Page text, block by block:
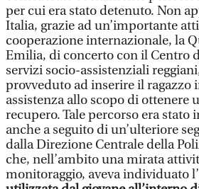
per cui era stato detenuto. Non
Italia, grazie ad un’importante
cooperazione internazionale, la
Emilia, di concerto con il Centro
servizi socio-assistenziali
provveduto ad inserire il ragazzo
assistenza allo scopo di ottenere
recupero. Tale percorso era stato
anche a seguito di un’ulteriore
dalla Direzione Centrale della
che, nell’ambito una mirata
monitoraggio, aveva individuato